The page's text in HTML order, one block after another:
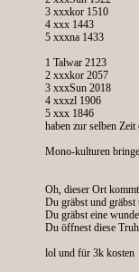
3 xxxkor 1510
4 xxx 1443
5 xxxna 1433
1 Talwar 2123
2 xxxkor 2057
3 xxxSun 2018
4 xxxzl 1906
5 xxx 1846
haben zur selben Zeit
Mono-kulturen
Oh, dieser Ort
Du gräbst und gräbst
Du gräbst eine
Du öffnest diese
lol und für 3k kosten